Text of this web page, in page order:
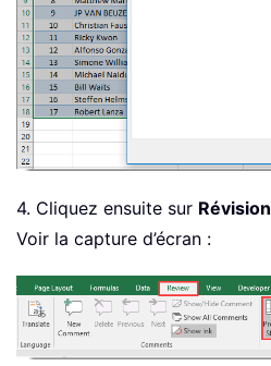
4. Cliquez ensuite sur Révision
Voir la capture d’écran :